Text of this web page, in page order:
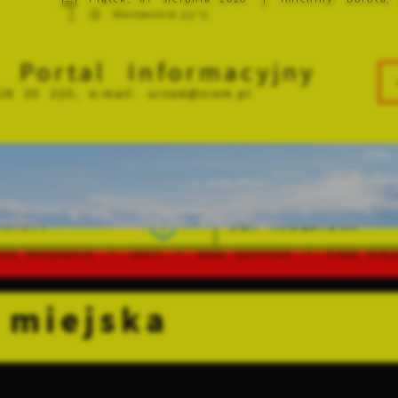
Słonecznie
Portal Informacyjny
35 225, e-mail: urzad@srem.pl
DLA INWESTORA
Mieszkańca Sport Baza sportowa Plaża